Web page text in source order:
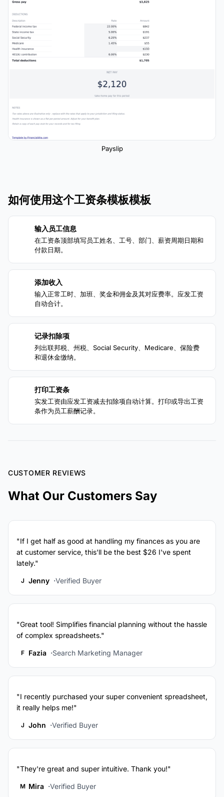
Payslip
如何使用这个工资条模板模板
输入员工信息
在工资条顶部填写员工姓名、工号、部门、薪资周期日期和
付款日期。
添加收入
输入正常工时、加班、奖金和佣金及其对应费率。应发工资
自动合计。
记录扣除项
列出联邦税、州税、Social Security、Medicare、保险费
和退休金缴纳。
打印工资条
实发工资由应发工资减去扣除项自动计算。打印或导出工资
条作为员工薪酬记录。
CUSTOMER REVIEWS
What Our Customers Say
"If I get half as good at handling my finances as you are
at customer service, this'll be the best $26 I've spent
lately."
J Jenny Verified Buyer
"Great tool! Simplifies financial planning without the hassle
of complex spreadsheets."
F Fazia Search Marketing Manager
"I recently purchased your super convenient spreadsheet,
it really helps me!"
J John Verified Buyer
"They're great and super intuitive. Thank you!"
M Mira Verified Buyer